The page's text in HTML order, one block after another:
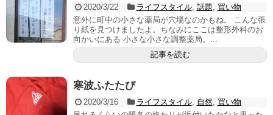
2020/3/22 ライフスタイル, 話題
買い物
意外に町中の小さな薬局が穴場なのかもね。 こんな張
り紙を見つけましたよ。ちなみにここは整形外科のお
向かいにある 小さな小さな調整薬局。...
記事を読む
寒波ふたたび
2020/3/16 ライフスタイル, 自然, 買い物